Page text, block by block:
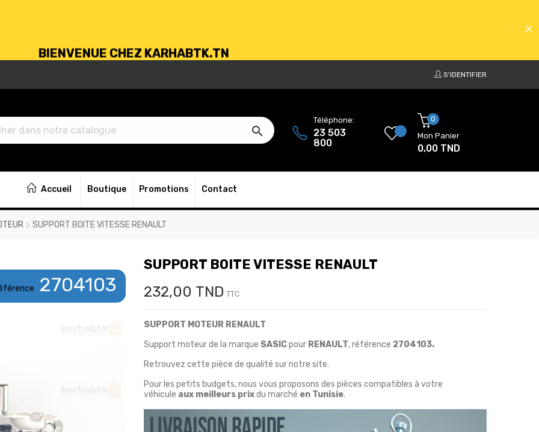
GRATUITE À PARTIR DE 250DT D'ACHATS
BIENVENUE CHEZ KARHABTK.TN
GRATUITE À PARTIR DE 250DT D'ACHATS
S'IDENTIFIER

Téléphone:
23 503
800
0
Mon Panier
0,00 TND
Accueil Boutique Promotions Contact
SUPPORT BOITE VITESSE RENAULT
2704103
SUPPORT BOITE VITESSE RENAULT
232,00 TND TTC
SUPPORT MOTEUR RENAULT
Support moteur de la marque SASICpour RENAULT, référence 2704103.
Retrouvez cette pièce de qualité sur notre site.
Pour les petits budgets, nous vous proposons des pièces compatibles à votre
véhicule aux meilleurs prixdu marché en Tunisie.